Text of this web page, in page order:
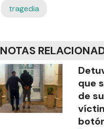
tragedia
NOTAS
que
de